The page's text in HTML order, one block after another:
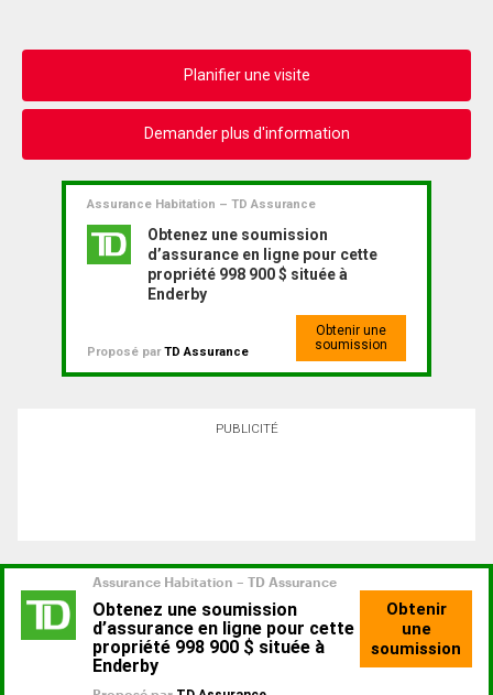
Planifier une visite
Demander plus d'information
Assurance Habitation – TD Assurance
Obtenez une soumission
d’assurance en ligne pour cette
propriété 998 900 $ située à
Enderby
Proposé parTD Assurance
Obtenir une
soumission
PUBLICITÉ